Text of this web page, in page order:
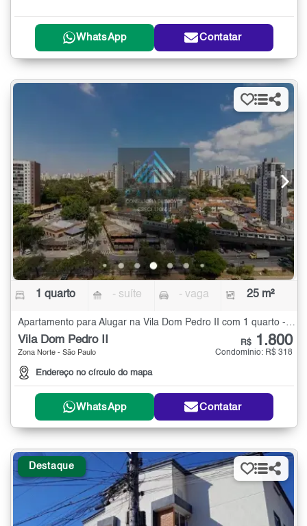
WhatsApp Contatar
1 quarto - suíte - vaga 25 m²
Apartamento para Alugar na Vila Dom Pedro II com 1 quarto - 25 m²
Vila Dom Pedro II
Zona Norte - São Paulo
Endereço no círculo do mapa
R$ 1.800
Condomínio: R$ 318
WhatsApp Contatar
Destaque